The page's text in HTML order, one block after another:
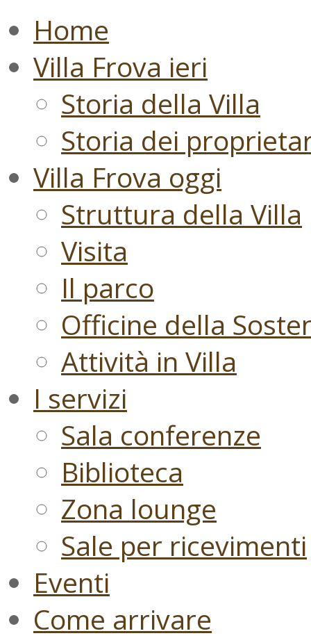
Home
Villa Frova ieri
Storia della Villa
Storia dei
Villa Frova oggi
Struttura della Villa
Visita
Il parco
Officine della
Attività in Villa
I servizi
Sala conferenze
Biblioteca
Zona lounge
Sale per ricevimenti
Eventi
Come arrivare